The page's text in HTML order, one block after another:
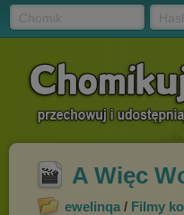
A Więc
ewelinqa / Filmy